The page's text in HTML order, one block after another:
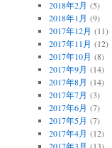
2018年2月 (5)
2018年1月 (9)
2017年12月 (11)
2017年11月 (12)
2017年10月 (8)
2017年9月 (14)
2017年8月 (14)
2017年7月 (3)
2017年6月 (7)
2017年5月 (7)
2017年4月 (12)